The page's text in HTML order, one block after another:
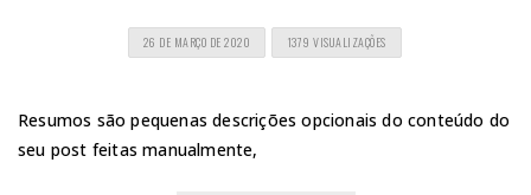
26 DE MARÇO DE 2020 1379 VISUALIZAÇÕES
Resumos são pequenas descrições opcionais do conteúdo do
seu post feitas manualmente,